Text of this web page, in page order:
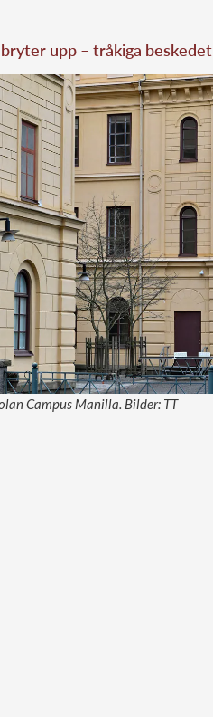
upp – tråkiga beskedet
Campus Manilla. Bilder: TT